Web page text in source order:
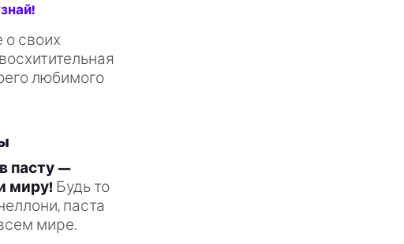
о своих
любимого
пасту —
миру! Будь то
паста
мире.